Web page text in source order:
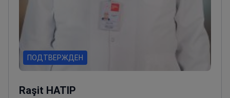
ПОДТВЕРЖДЕН
Raşit HATIP